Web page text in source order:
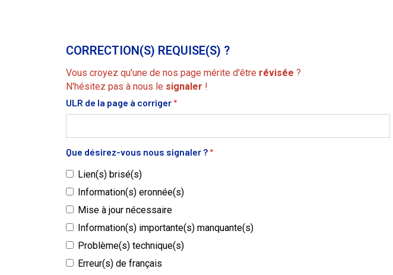
CORRECTION(S) REQUISE(S) ?
Vous croyez qu'une de nos page mérite d'être révisée ?
N'hésitez pas à nous le signaler !
ULR de la page à corriger*
Que désirez-vous nous signaler ?*
Lien(s) brisé(s)
Information(s) eronnée(s)
Mise à jour nécessaire
Information(s) importante(s) manquante(s)
Problème(s) technique(s)
Erreur(s) de français